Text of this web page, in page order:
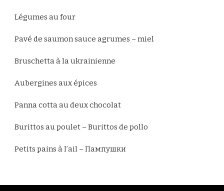
Légumes au four
Pavé de saumon sauce agrumes – miel
Bruschetta à la ukrainienne
Aubergines aux épices
Panna cotta au deux chocolat
Burittos au poulet – Burittos de pollo
Petits pains à l’ail – Пампушки